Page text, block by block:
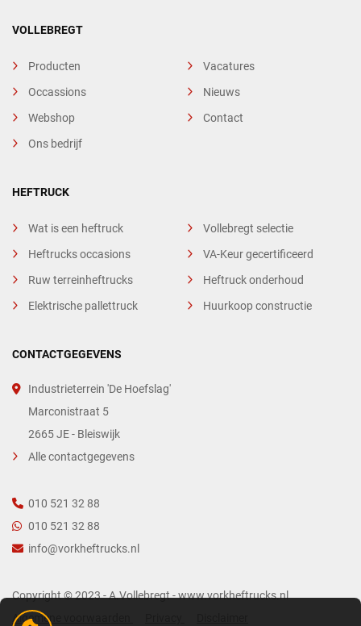
VOLLEBREGT
Producten
Occassions
Webshop
Ons bedrijf
Vacatures
Nieuws
Contact
HEFTRUCK
Wat is een heftruck
Heftrucks occasions
Ruw terreinheftrucks
Elektrische pallettruck
Vollebregt selectie
VA-Keur gecertificeerd
Heftruck onderhoud
Huurkoop constructie
CONTACTGEGEVENS
Industrieterrein 'De Hoefslag'
Marconistraat 5
2665 JE - Bleiswijk
Alle contactgegevens
010 521 32 88
010 521 32 88
info@vorkheftrucks.nl
Copyright © 2023 - A.Vollebregt - www.vorkheftrucks.nl
Algemene voorwaarden